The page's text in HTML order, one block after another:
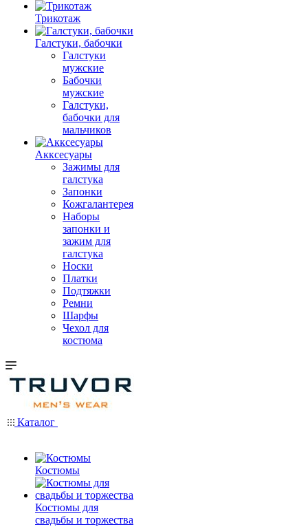
Трикотаж
Галстуки, бабочки
Галстуки
мужские
Бабочки
мужские
Галстуки,
бабочки для
мальчиков
Акксесуары
Зажимы для
галстука
Запонки
Кожгалантерея
Наборы
запонки и
зажим для
галстука
Носки
Платки
Подтяжки
Ремни
Шарфы
Чехол для
костюма
Каталог
Костюмы
Костюмы для
свадьбы и торжества